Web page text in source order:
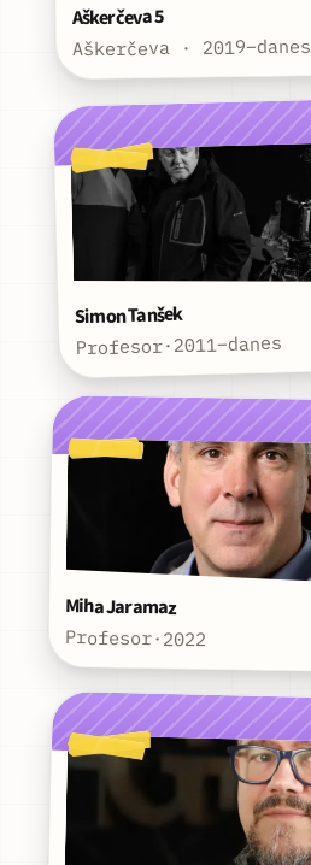
Aškerčeva 5
Aškerčeva · 2019–danes
Simon Tanšek
Profesor·2011–danes
Miha Jaramaz
Profesor·2022